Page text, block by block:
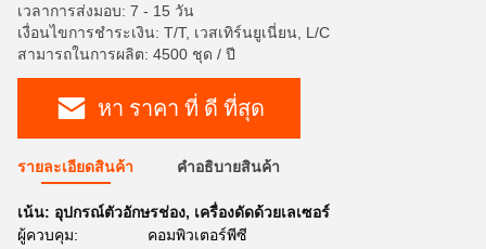
เวลาการส่งมอบ: 7 - 15 วัน
เงื่อนไขการชำระเงิน: T/T, เวสเทิร์นยูเนี่ยน, L/C
สามารถในการผลิต: 4500 ชุด / ปี
หา ราคา ที่ ดี ที่สุด
รายละเอียดสินค้า คําอธิบายสินค้า
เน้น: อุปกรณ์ตัวอักษรช่อง, เครื่องดัดด้วยเลเซอร์
ผู้ควบคุม:
คอมพิวเตอร์พีซี